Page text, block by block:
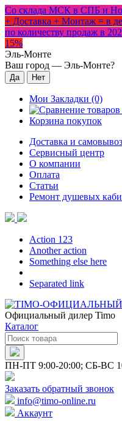
Со склада МСК в СПБ и
+ Доставка + Монтаж = в
по количеству продаж в
15%
Эль-Монте
Ваш город — Эль-Монте?
Мои Закладки (0)
Корзина покупок
Доставка и самовывоз
Сервисный центр
О компании
Оплата
Статьи
Ремонт душевых
Action 123
Another action
Something else here
Separated link
Официальный дилер Timo
Каталог
ПН-ПТ 9:00-20:00; СБ-ВС
Заказать обратный звонок
info@timo-online.ru
Аккаунт